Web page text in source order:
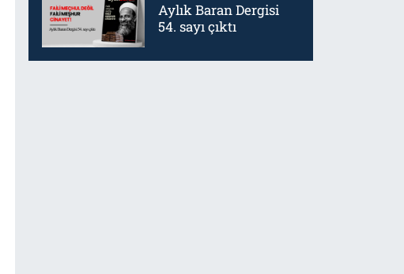
Aylık Baran Dergisi
54. sayı çıktı